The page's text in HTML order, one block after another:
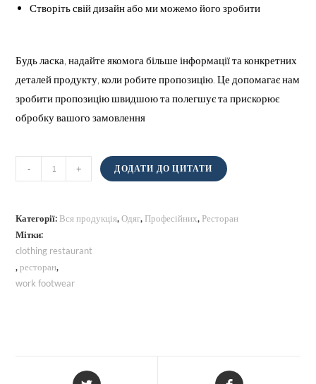
Створіть свій дизайн або ми можемо його зробити
Будь ласка, надайте якомога більше інформації та конкретних
деталей продукту, коли робите пропозицію. Це допомагає нам
зробити пропозицію швидшою та полегшує та прискорює
обробку вашого замовлення
взуття
- + ДОДАТИ ДО ЦИТАТИ
Категорії: Вся продукція,Одяг, Професійних, Ресторан
Мітки:
clothing restaurant
,ресторан,
work footwear
Відкриється
Відкриється